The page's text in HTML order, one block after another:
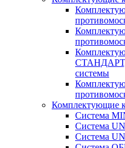
СТАНДАРТ,
системы
Комплектующие
Система
Система
Система